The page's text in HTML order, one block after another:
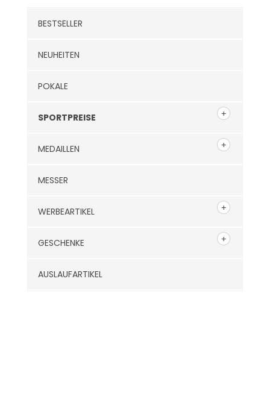
BESTSELLER
NEUHEITEN
POKALE
SPORTPREISE
MEDAILLEN
MESSER
WERBEARTIKEL
GESCHENKE
AUSLAUFARTIKEL